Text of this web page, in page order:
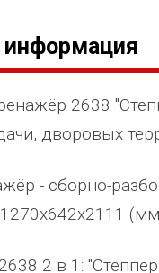
информация
2638
дворовых
- сборно-
2 в 1: